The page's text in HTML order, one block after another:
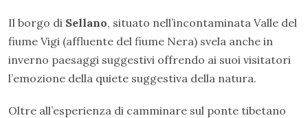
Il borgo di Sellano, situato nell’incontaminata Valle del
fiume Vigi (affluente del fiume Nera) svela anche in
inverno paesaggi suggestivi offrendo ai suoi visitatori
l’emozione della quiete suggestiva della natura.
Oltre all’esperienza di camminare sul ponte tibetano